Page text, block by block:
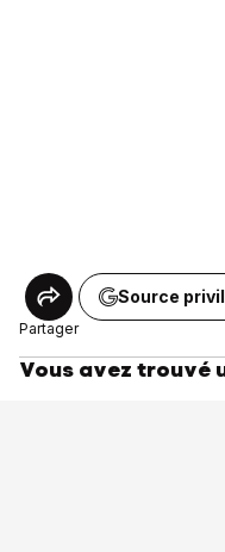
Partager
Source
Vous avez trouvé